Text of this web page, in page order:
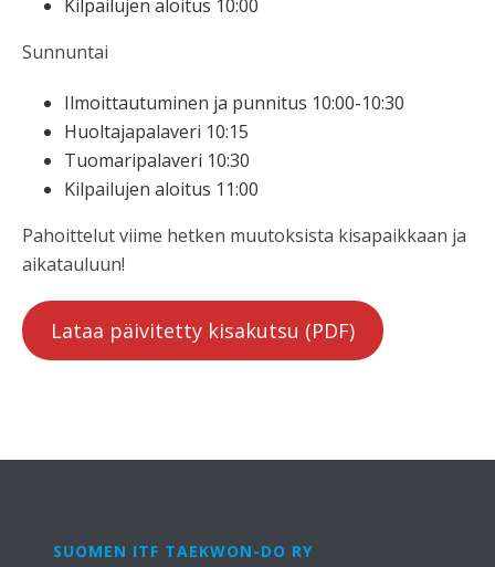
Kilpailujen aloitus 10:00
Sunnuntai
Ilmoittautuminen ja punnitus 10:00-10:30
Huoltajapalaveri 10:15
Tuomaripalaveri 10:30
Kilpailujen aloitus 11:00
Pahoittelut viime hetken muutoksista kisapaikkaan ja
aikatauluun!
Lataa päivitetty kisakutsu (PDF)
SUOMEN ITF TAEKWON-DO RY